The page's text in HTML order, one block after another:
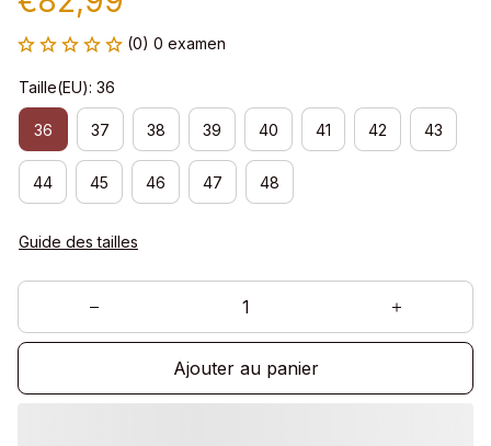
(0) 0 examen
Taille(EU): 36
36 37 38 39 40 41 42 43
44 45 46 47 48
Guide des tailles
Ajouter au panier